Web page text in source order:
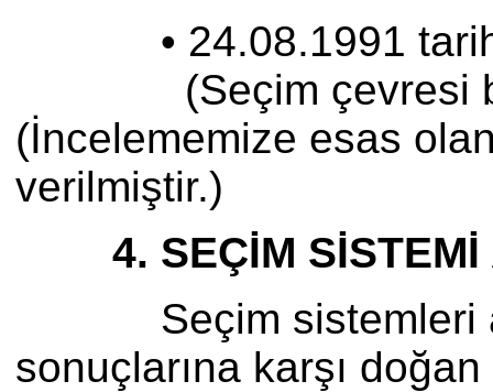
• 24.08.1991 tarih /
(Seçim çevresi
(İncelememize esas
verilmiştir.)
4. SEÇİM SİSTEMİ
Seçim sistemleri
sonuçlarına karşı